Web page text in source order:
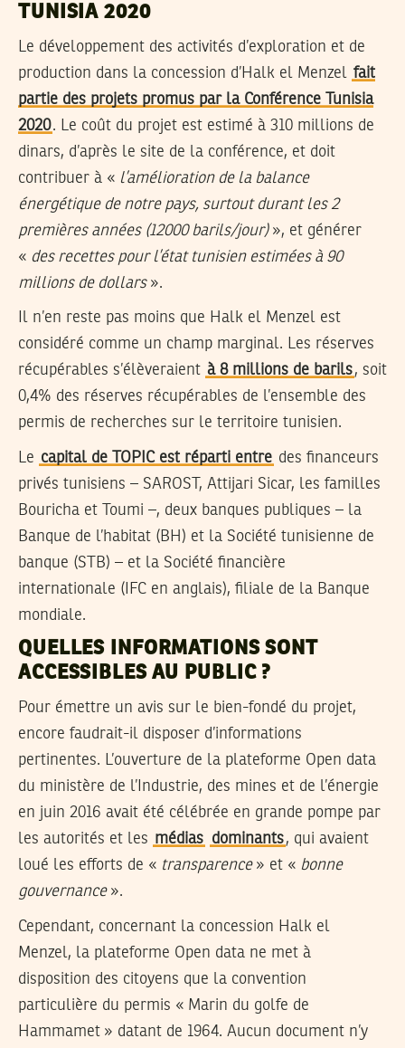
TUNISIA 2020
Le développement des activités d’exploration et de
production dans la concession d’Halk el Menzel fait
partie des projets promus par la Conférence Tunisia
2020. Le coût du projet est estimé à 310 millions de
dinars, d’après le site de la conférence, et doit
contribuer à « l’amélioration de la balance
énergétique de notre pays, surtout durant les 2
premières années (12000 barils/jour)», et générer
« des recettes pour l’état tunisien estimées à 90
millions de dollars».
Il n’en reste pas moins que Halk el Menzel est
considéré comme un champ marginal. Les réserves
récupérables s’élèveraient à 8 millions de barils, soit
0,4% des réserves récupérables de l’ensemble des
permis de recherches sur le territoire tunisien.
Le capital de TOPIC est réparti entre des financeurs
privés tunisiens – SAROST, Attijari Sicar, les familles
Bouricha et Toumi –, deux banques publiques – la
Banque de l’habitat (BH) et la Société tunisienne de
banque (STB) – et la Société financière
internationale (IFC en anglais), filiale de la Banque
mondiale.
QUELLES INFORMATIONS SONT
ACCESSIBLES AU PUBLIC ?
Pour émettre un avis sur le bien-fondé du projet,
encore faudrait-il disposer d’informations
pertinentes. L’ouverture de la plateforme Open data
du ministère de l’Industrie, des mines et de l’énergie
en juin 2016 avait été célébrée en grande pompe par
les autorités et les médias dominants, qui avaient
loué les efforts de « transparence» et « bonne
gouvernance».
Cependant, concernant la concession Halk el
Menzel, la plateforme Open data ne met à
disposition des citoyens que la convention
particulière du permis « Marin du golfe de
Hammamet » datant de 1964. Aucun document n’y